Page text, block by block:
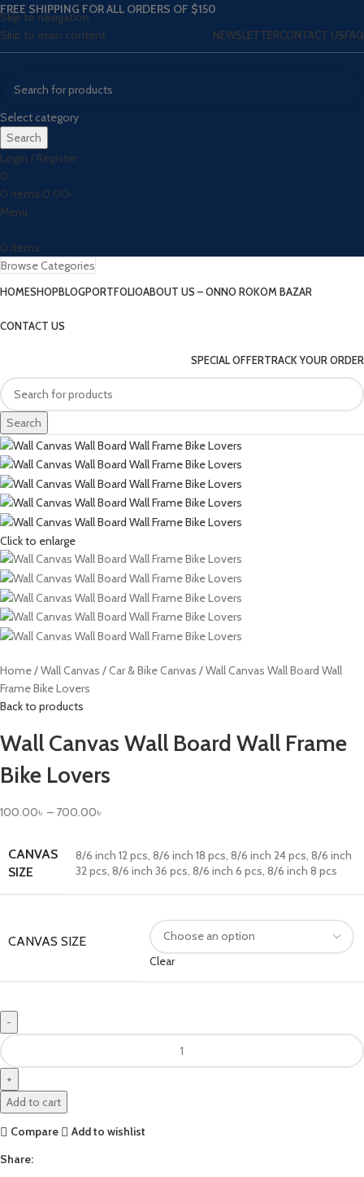
Skip to navigation
Skip to main content
FREE SHIPPING FOR ALL ORDERS OF $150
NEWSLETTERCONTACT USFAQ
Select category
Search
Login / Register
0
0 items 0.00৳
Menu
0 items
Browse Categories
HOMESHOPBLOGPORTFOLIOABOUT US – ONNO ROKOM BAZAR
CONTACT US
SPECIAL OFFERTRACK YOUR ORDER
Search
Click to enlarge
Home Wall Canvas Car & Bike Canvas
Wall Canvas Wall Board Wall
Frame Bike Lovers
Back to products
Wall Canvas Wall Board Wall Frame
Bike Lovers
100.00৳ – 700.00৳
CANVAS
SIZE
8/6 inch 12 pcs, 8/6 inch 18 pcs, 8/6 inch 24 pcs, 8/6 inch
32 pcs, 8/6 inch 36 pcs, 8/6 inch 6 pcs, 8/6 inch 8 pcs
CANVAS SIZE
Clear
Add to cart
Compare
Add to wishlist
Share: